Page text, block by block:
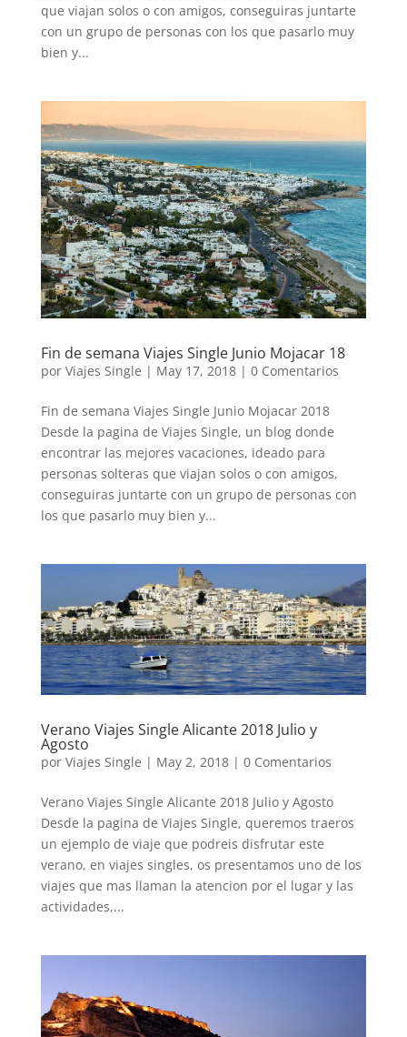
que viajan solos o con amigos, conseguiras juntarte
con un grupo de personas con los que pasarlo muy
bien y...
Fin de semana Viajes Single Junio Mojacar 18
por Viajes Single | May 17, 2018| 0 Comentarios
Fin de semana Viajes Single Junio Mojacar 2018
Desde la pagina de Viajes Single, un blog donde
encontrar las mejores vacaciones, ideado para
personas solteras que viajan solos o con amigos,
conseguiras juntarte con un grupo de personas con
los que pasarlo muy bien y...
Verano Viajes Single Alicante 2018 Julio y
Agosto
por Viajes Single | May 2, 2018| 0 Comentarios
Verano Viajes Single Alicante 2018 Julio y Agosto
Desde la pagina de Viajes Single, queremos traeros
un ejemplo de viaje que podreis disfrutar este
verano, en viajes singles, os presentamos uno de los
viajes que mas llaman la atencion por el lugar y las
actividades,...